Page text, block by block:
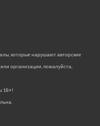
которые нарушают авторские
организации, пожалуйста,
18+!